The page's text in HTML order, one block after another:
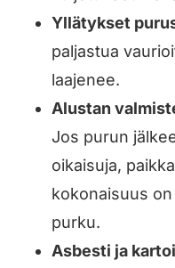
Yllätykset
paljastua
laajenee.
Alustan
Jos purun
oikaisuja,
kokonaisuus
purku.
Asbesti ja